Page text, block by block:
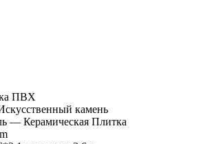
ПВХ
камень
— Керамическая Плитка